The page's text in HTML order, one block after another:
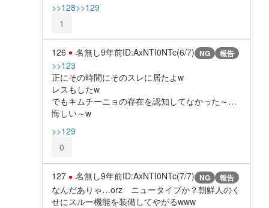
>>128>>129
1
126 名無し9年前ID:AxNTI0NTc(6/7) NG 報告
>>123
正にその時間にそのスレに居たよw
レスもしたw
でもキムチーニョの存在を認知してなかった～…
悔しい～w
>>129
0
127 名無し9年前ID:AxNTI0NTc(7/7) NG 報告
なんだありゃ…orz ニュータイプか？朝鮮人のく
せにスルー機能を装備してやがるwww